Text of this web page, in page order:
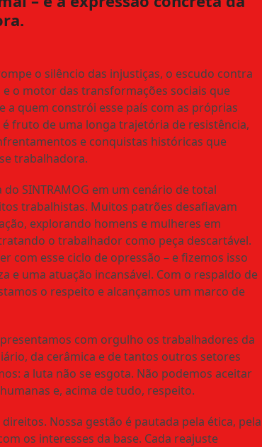
o silêncio das injustiças, o escudo contra
o motor das transformações sociais que
a quem constrói esse país com as próprias
é fruto de uma longa trajetória de resistência,
e conquistas históricas que
trabalhadora.
SINTRAMOG em um cenário de total
trabalhistas. Muitos patrões desafiavam
explorando homens e mulheres em
o trabalhador como peça descartável.
com esse ciclo de opressão – e fizemos isso
e uma atuação incansável. Com o respaldo de
o respeito e alcançamos um marco de
com orgulho os trabalhadores da
da cerâmica e de tantos outros setores
a luta não se esgota. Não podemos aceitar
e, acima de tudo, respeito.
Nossa gestão é pautada pela ética, pela
os interesses da base. Cada reajuste